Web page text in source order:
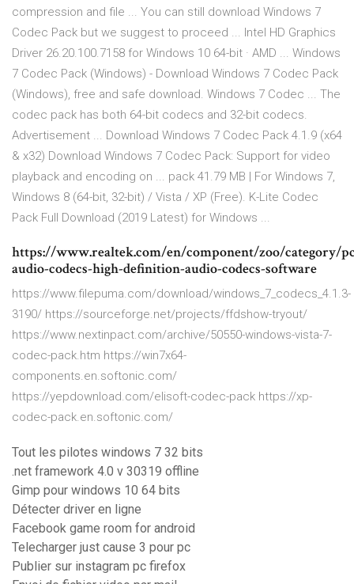
compression and file ... You can still download Windows 7
Codec Pack but we suggest to proceed ... Intel HD Graphics
Driver 26.20.100.7158 for Windows 10 64-bit · AMD ... Windows
7 Codec Pack (Windows) - Download Windows 7 Codec Pack
(Windows), free and safe download. Windows 7 Codec ... The
codec pack has both 64-bit codecs and 32-bit codecs.
Advertisement ... Download Windows 7 Codec Pack 4.1.9 (x64
& x32) Download Windows 7 Codec Pack: Support for video
playback and encoding on ... pack 41.79 MB | For Windows 7,
Windows 8 (64-bit, 32-bit) / Vista / XP (Free). K-Lite Codec
Pack Full Download (2019 Latest) for Windows ...
https://www.realtek.com/en/component/zoo/category/
audio-codecs-high-definition-audio-codecs-software
https://www.filepuma.com/download/windows_7_codecs_4.1.3-
3190/ https://sourceforge.net/projects/ffdshow-tryout/
https://www.nextinpact.com/archive/50550-windows-vista-7-
codec-pack.htm https://win7x64-
components.en.softonic.com/
https://yepdownload.com/elisoft-codec-pack https://xp-
codec-pack.en.softonic.com/
Tout les pilotes windows 7 32 bits
.net framework 4.0 v 30319 offline
Gimp pour windows 10 64 bits
Détecter driver en ligne
Facebook game room for android
Telecharger just cause 3 pour pc
Publier sur instagram pc firefox